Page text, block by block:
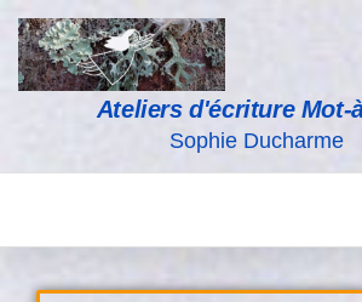
Ateliers d'écriture Mot-
Sophie Ducharme